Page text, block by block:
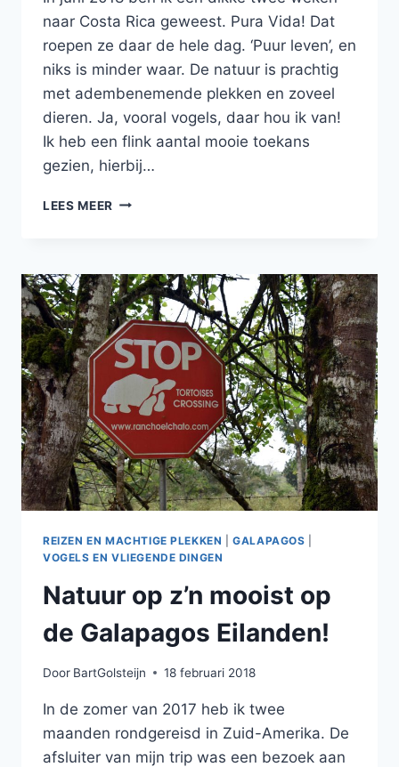
naar Costa Rica geweest. Pura Vida! Dat
roepen ze daar de hele dag. ‘Puur leven’, en
niks is minder waar. De natuur is prachtig
met adembenemende plekken en zoveel
dieren. Ja, vooral vogels, daar hou ik van!
Ik heb een flink aantal mooie toekans
gezien, hierbij…
LEES MEER TOEKANS
REIZEN EN MACHTIGE PLEKKEN |GALAPAGOS
VOGELS EN VLIEGENDE DINGEN
Natuur op z’n mooist op
de Galapagos Eilanden!
Door BartGolsteijn 18 februari 2018
In de zomer van 2017 heb ik twee
maanden rondgereisd in Zuid-Amerika. De
afsluiter van mijn trip was een bezoek aan